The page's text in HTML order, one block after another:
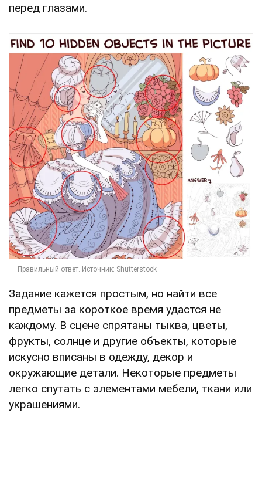
перед глазами.
Задание кажется простым, но найти все
предметы за короткое время удастся не
каждому. В сцене спрятаны тыква, цветы,
фрукты, солнце и другие объекты, которые
искусно вписаны в одежду, декор и
окружающие детали. Некоторые предметы
легко спутать с элементами мебели, ткани или
украшениями.